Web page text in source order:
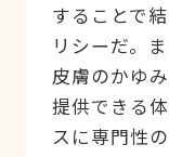
することで
リシーだ。
皮膚のかゆ
提供できる
スに専門性